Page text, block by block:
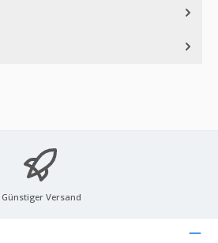
Günstiger Versand